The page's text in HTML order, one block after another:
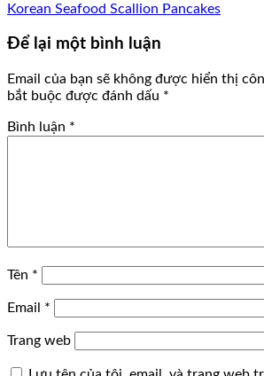
Korean Seafood Scallion Pancakes
Để lại một bình luận
Email của bạn sẽ không được hiển thị
bắt buộc được đánh dấu *
Bình luận *
Tên *
Email *
Trang web